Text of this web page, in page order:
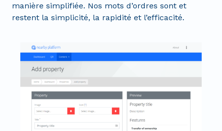
manière simplifiée. Nos mots d’ordres sont et
restent la simplicité, la rapidité et l’efficacité.